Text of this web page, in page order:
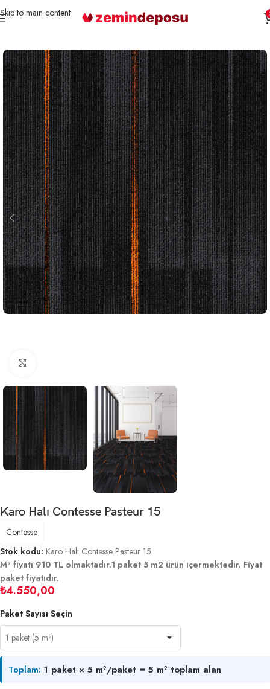
Skip to main content
Karo Halı Contesse Pasteur 15
Contesse
Stok kodu: Karo Halı Contesse Pasteur 15
M² fiyatı 910 TL olmaktadır.1 paket 5 m2 ürün içermektedir. Fiyat
paket fiyatıdır.
₺4.550,00
Paket Sayısı Seçin
Toplam: 1 paket × 5 m²/paket = 5 m² toplam alan